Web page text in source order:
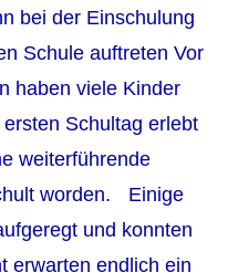
bei der Einschulung
Schule auftreten Vor
haben viele Kinder
Schultag erlebt
weiterführende
worden. Einige
und konnten
erwarten endlich ein